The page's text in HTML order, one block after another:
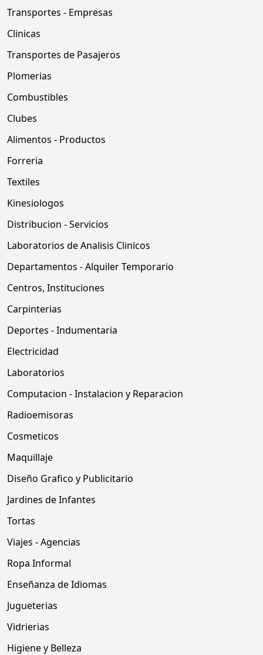
Transportes - Empresas
Clinicas
Transportes de Pasajeros
Plomerias
Combustibles
Clubes
Alimentos - Productos
Forreria
Textiles
Kinesiologos
Distribucion - Servicios
Laboratorios de Analisis Clinicos
Departamentos - Alquiler Temporario
Centros, Instituciones
Carpinterias
Deportes - Indumentaria
Electricidad
Laboratorios
Computacion - Instalacion y Reparacion
Radioemisoras
Cosmeticos
Maquillaje
Diseño Grafico y Publicitario
Jardines de Infantes
Tortas
Viajes - Agencias
Ropa Informal
Enseñanza de Idiomas
Jugueterias
Vidrierias
Higiene y Belleza